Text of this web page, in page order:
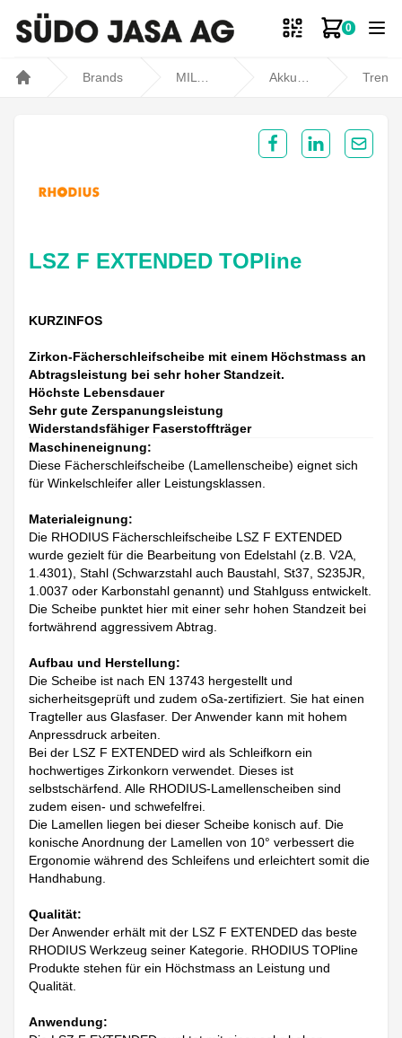
0
Zum
Brands
LSZ F EXTENDED TOPline
KURZINFOS
Zirkon-Fächerschleifscheibe mit einem Höchstmass an
Abtragsleistung bei sehr hoher Standzeit.
Höchste Lebensdauer
Sehr gute Zerspanungsleistung
Widerstandsfähiger Faserstoffträger
Maschineneignung:
Diese Fächerschleifscheibe (Lamellenscheibe) eignet sich
für Winkelschleifer aller Leistungsklassen.
Materialeignung:
Die RHODIUS Fächerschleifscheibe LSZ F EXTENDED
wurde gezielt für die Bearbeitung von Edelstahl (z.B. V2A,
1.4301), Stahl (Schwarzstahl auch Baustahl, St37, S235JR,
1.0037 oder Karbonstahl genannt) und Stahlguss entwickelt.
Die Scheibe punktet hier mit einer sehr hohen Standzeit bei
fortwährend aggressivem Abtrag.
Aufbau und Herstellung:
Die Scheibe ist nach EN 13743 hergestellt und
sicherheitsgeprüft und zudem oSa-zertifiziert. Sie hat einen
Tragteller aus Glasfaser. Der Anwender kann mit hohem
Anpressdruck arbeiten.
Bei der LSZ F EXTENDED wird als Schleifkorn ein
hochwertiges Zirkonkorn verwendet. Dieses ist
selbstschärfend. Alle RHODIUS-Lamellenscheiben sind
zudem eisen- und schwefelfrei.
Die Lamellen liegen bei dieser Scheibe konisch auf. Die
konische Anordnung der Lamellen von 10° verbessert die
Ergonomie während des Schleifens und erleichtert somit die
Handhabung.
Qualität:
Der Anwender erhält mit der LSZ F EXTENDED das beste
RHODIUS Werkzeug seiner Kategorie. RHODIUS TOPline
Produkte stehen für ein Höchstmass an Leistung und
Qualität.
Anwendung:
Share on Facebook
Share onShare